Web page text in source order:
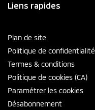
Liens rapides
Plan de site
Politique de confidentialité
Termes & conditions
Politique de cookies (CA)
Paramétrer les cookies
Désabonnement